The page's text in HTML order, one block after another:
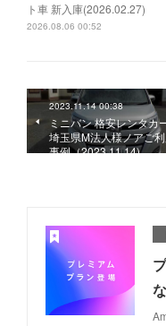
ト車 新入庫(2026.02.27)
2026.08.06 00:52
2023.11.14 00:38
ミニバン 格安レンタカ
埼玉県M法人様ノアご
事例（2023.11.14)